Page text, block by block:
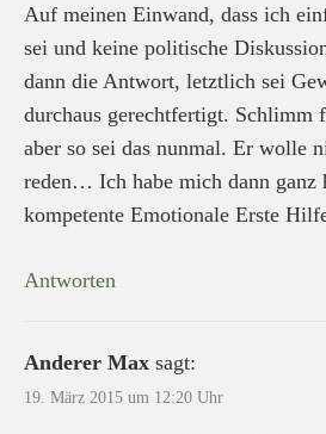
Auf meinen Einwand, dass ich
sei und keine politische
dann die Antwort, letztlich sei
durchaus gerechtfertigt. Schlimm
aber so sei das nunmal. Er wolle
reden… Ich habe mich dann ganz
kompetente Emotionale Erste
Antworten
Anderer Max sagt:
19. März 2015 um 12:20 Uhr